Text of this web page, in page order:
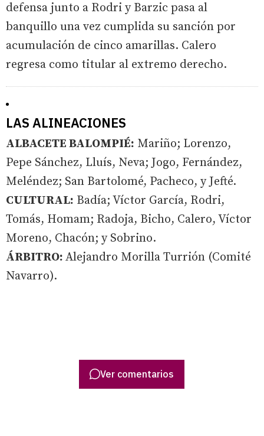
defensa junto a Rodri y Barzic pasa al
banquillo una vez cumplida su sanción por
acumulación de cinco amarillas. Calero
regresa como titular al extremo derecho.
LAS ALINEACIONES
ALBACETE BALOMPIÉ: Mariño; Lorenzo,
Pepe Sánchez, Lluís, Neva; Jogo, Fernández,
Meléndez; San Bartolomé, Pacheco, y Jefté.
CULTURAL: Badía; Víctor García, Rodri,
Tomás, Homam; Radoja, Bicho, Calero, Víctor
Moreno, Chacón; y Sobrino.
ÁRBITRO: Alejandro Morilla Turrión (Comité
Navarro).
Ver comentarios